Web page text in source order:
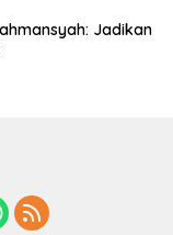
Jadikan